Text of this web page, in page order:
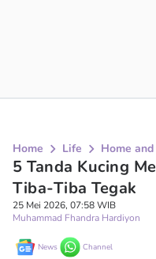
Home Life Home
5 Tanda Kucing
Tiba-Tiba Tegak
25 Mei 2026, 07:58 WIB
Muhammad Fhandra Hardiyon
News Channel